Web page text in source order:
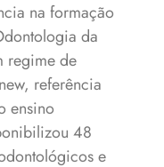
na formação
da
regime de
referência
ensino
48
e